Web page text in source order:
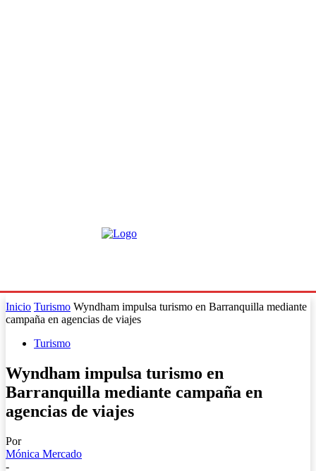
Inicio Turismo Wyndham impulsa turismo en Barranquilla mediante
campaña en agencias de viajes
Turismo
Wyndham impulsa turismo en
Barranquilla mediante campaña en
agencias de viajes
Por
Mónica Mercado
-